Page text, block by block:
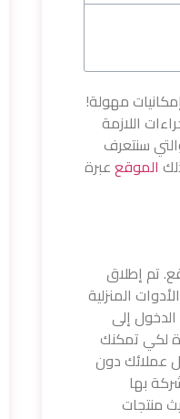
مهولة!
اللازمة
سنتعرف
الموقععبرة
تم إطلاق
والأدوات المنزلية
إلى
لكي تمكنك
عملائك دون
بها
منتجات